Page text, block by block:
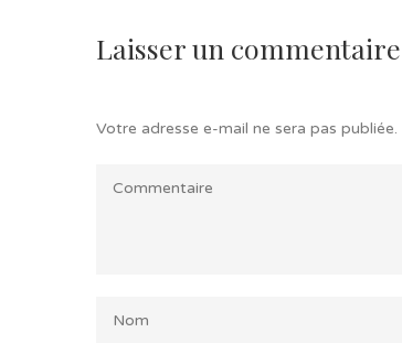
Laisser un commentaire
Votre adresse e-mail ne sera pas publiée.